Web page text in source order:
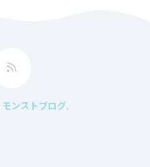
モンストブログ .